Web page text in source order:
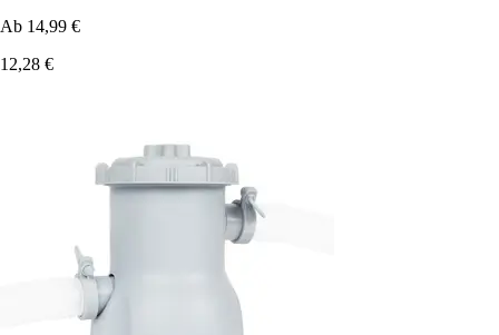
Ab 14,99 €
12,28 €